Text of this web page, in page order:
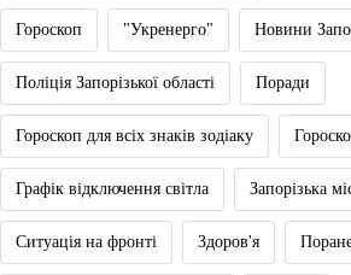
Гороскоп "Укренерго" Новини
Поліція Запорізької області Поради
Гороскоп для всіх знаків зодіаку
Графік відключення світла Запорізька
Ситуація на фронті Здоров'я